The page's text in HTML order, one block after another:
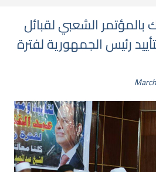
الشعبي لقبائل
رئيس الجمهورية لفترة